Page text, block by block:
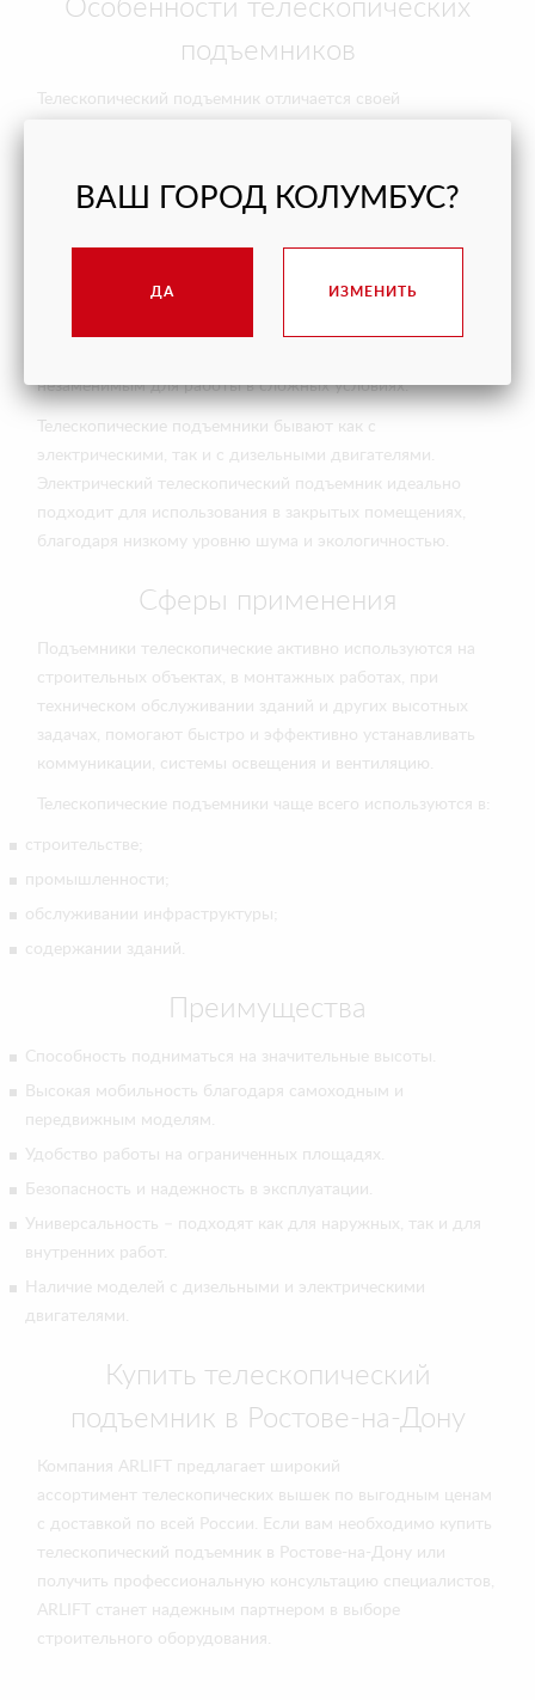
Особенности телескопических
подъемников
Телескопический подъемник отличается своей
безопасным. Дополнительной особенностью выдвижных
стрел телескопического погрузчика является возможность
высокую мобильность на рабочем объекте. Передвижной
незаменимым для работы в сложных условиях.
Телескопические подъемники бывают как с
электрическими, так и с дизельными двигателями.
Электрический телескопический подъемник идеально
подходит для использования в закрытых помещениях,
благодаря низкому уровню шума и экологичностью.
Сферы применения
Подъемники телескопические активно используются на
строительных объектах, в монтажных работах, при
техническом обслуживании зданий и других высотных
задачах, помогают быстро и эффективно устанавливать
коммуникации, системы освещения и вентиляцию.
Телескопические подъемники чаще всего используются в:
строительстве;
промышленности;
обслуживании инфраструктуры;
содержании зданий.
Преимущества
Способность подниматься на значительные высоты.
Высокая мобильность благодаря самоходным и
передвижным моделям.
Удобство работы на ограниченных площадях.
Безопасность и надежность в эксплуатации.
Универсальность – подходят как для наружных, так и для
внутренних работ.
Наличие моделей с дизельными и электрическими
двигателями.
Купить телескопический
подъемник в Ростове-на-Дону
Компания ARLIFT предлагает широкий
ассортимент телескопических вышек по выгодным ценам
с доставкой по всей России. Если вам необходимо купить
телескопический подъемник в Ростове-на-Дону или
получить профессиональную консультацию специалистов,
ARLIFT станет надежным партнером в выборе
строительного оборудования.
ВАШ ГОРОД КОЛУМБУС?
ДА ИЗМЕНИТЬ